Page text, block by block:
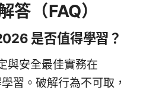
答（FAQ）
是否值得學習？
與安全最佳實務在
習。破解行為不可取，